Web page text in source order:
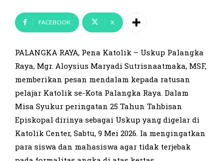
FACEBOOK X
PALANGKA RAYA, Pena Katolik – Uskup Palangka
Raya, Mgr. Aloysius Maryadi Sutrisnaatmaka, MSF,
memberikan pesan mendalam kepada ratusan
pelajar Katolik se-Kota Palangka Raya. Dalam
Misa Syukur peringatan 25 Tahun Tahbisan
Episkopal dirinya sebagai Uskup yang digelar di
Katolik Center, Sabtu, 9 Mei 2026. Ia mengingatkan
para siswa dan mahasiswa agar tidak terjebak